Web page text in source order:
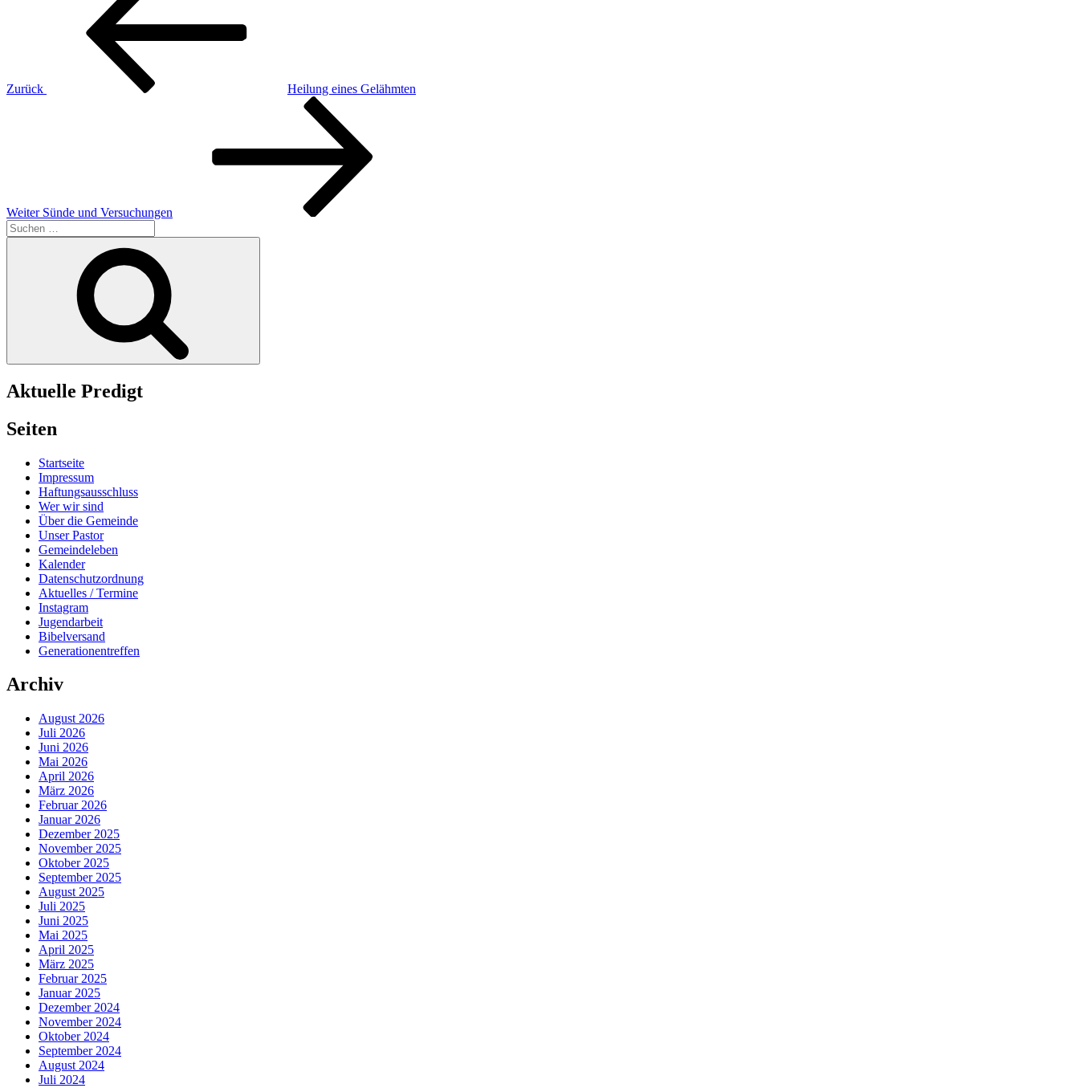
Zurück
Heilung eines Gelähmten
Weiter Sünde und Versuchungen
Suchen
nach:
Aktuelle Predigt
Seiten
Startseite
Impressum
Haftungsausschluss
Wer wir sind
Über die Gemeinde
Unser Pastor
Gemeindeleben
Kalender
Datenschutzordnung
Aktuelles / Termine
Instagram
Jugendarbeit
Bibelversand
Generationentreffen
Archiv
August 2026
Juli 2026
Juni 2026
Mai 2026
April 2026
März 2026
Februar 2026
Januar 2026
Dezember 2025
November 2025
Oktober 2025
September 2025
August 2025
Juli 2025
Juni 2025
Mai 2025
April 2025
März 2025
Februar 2025
Januar 2025
Dezember 2024
November 2024
Oktober 2024
September 2024
August 2024
Juli 2024